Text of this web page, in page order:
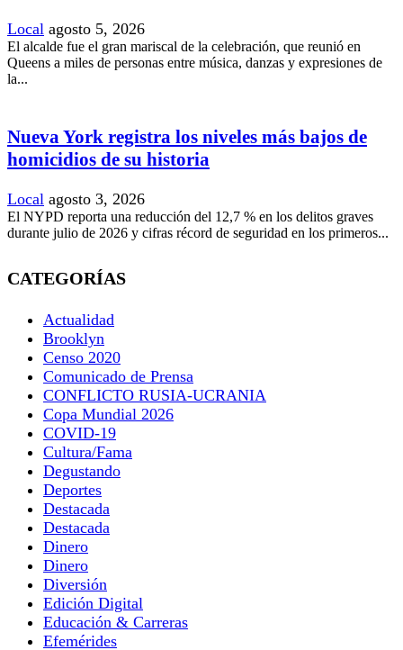
Local agosto 5, 2026
El alcalde fue el gran mariscal de la celebración, que reunió en
Queens a miles de personas entre música, danzas y expresiones de
la...
Nueva York registra los niveles más bajos de
homicidios de su historia
Local agosto 3, 2026
El NYPD reporta una reducción del 12,7 % en los delitos graves
durante julio de 2026 y cifras récord de seguridad en los primeros...
CATEGORÍAS
Actualidad
Brooklyn
Censo 2020
Comunicado de Prensa
CONFLICTO RUSIA-UCRANIA
Copa Mundial 2026
COVID-19
Cultura/Fama
Degustando
Deportes
Destacada
Destacada
Dinero
Dinero
Diversión
Edición Digital
Educación & Carreras
Efemérides